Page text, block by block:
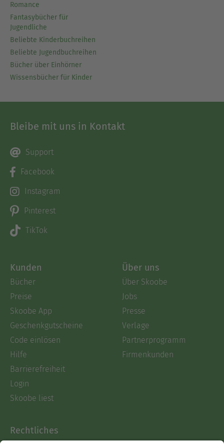
Romance
Fantasybücher für
Jugendliche
Beliebte Kinderbuchreihen
Beliebte Jugendbuchreihen
Bücher über Einhörner
Wissensbücher für Kinder
Bleibe mit uns in Kontakt
Support
Facebook
Instagram
Pinterest
TikTok
Kunden
Bücher
Preise
Skoobe App
Geschenkgutscheine
Code einlösen
Hilfe
Barrierefreiheit
Login
Skoobe liest
Über uns
Über Skoobe
Jobs
Presse
Verlage
Partnerprogramm
Firmenkunden
Rechtliches